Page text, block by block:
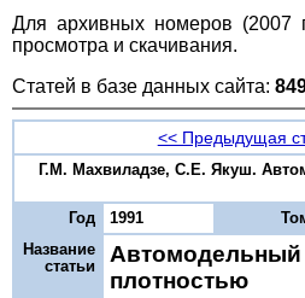
Для архивных номеров (2007
просмотра и скачивания.
Статей в базе данных сайта:
<< Предыдущая
Г.М. Махвиладзе, С.Е. Якуш.
Год 1991
Название
статьи
Автомодельный
плотностью